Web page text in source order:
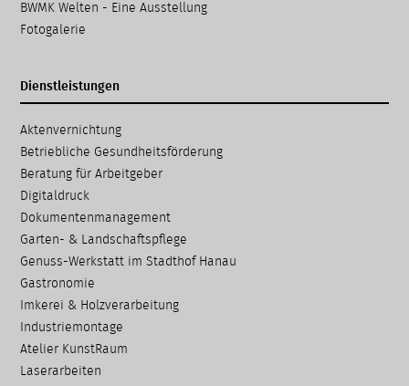
BWMK Welten - Eine Ausstellung
Fotogalerie
Dienstleistungen
Navigation
überspringen
Aktenvernichtung
Betriebliche Gesundheits­förderung
Beratung für Arbeitgeber
Digitaldruck
Dokumenten­management
Garten- & Landschafts­pflege
Genuss-Werkstatt im Stadthof Hanau
Gastronomie
Imkerei & Holz­verarbeitung
Industriemontage
Atelier KunstRaum
Laserarbeiten